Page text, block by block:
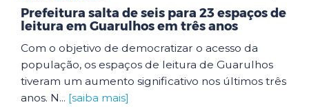
Prefeitura salta de seis para 23 espaços de
leitura em Guarulhos em três anos
Com o objetivo de democratizar o acesso da
população, os espaços de leitura de Guarulhos
tiveram um aumento significativo nos últimos três
anos. N... [saiba mais]